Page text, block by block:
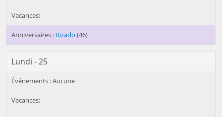
Bizado (46)
Lundi - 25